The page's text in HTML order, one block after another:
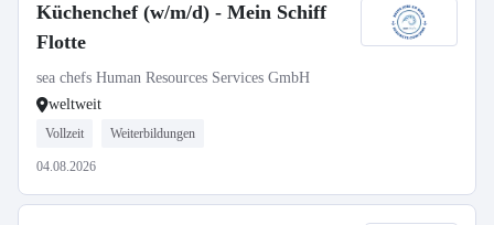
Küchenchef (w/m/d) - Mein Schiff
Flotte
sea chefs Human Resources Services GmbH
weltweit
Vollzeit Weiterbildungen
04.08.2026